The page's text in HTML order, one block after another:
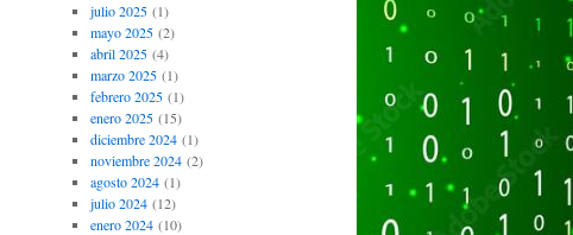
julio 2025(1)
mayo 2025(2)
abril 2025(4)
marzo 2025(1)
febrero 2025(1)
enero 2025(15)
diciembre 2024(1)
noviembre 2024(2)
agosto 2024(1)
julio 2024(12)
enero 2024(10)